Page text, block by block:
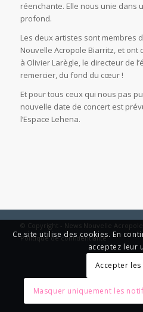
réenchante. Elle nous unie dans
profond.
Les deux artistes sont membres
Nouvelle Acropole Biarritz, et
à Olivier Larègle, le directeur de
remercier, du fond du cœur !
Et pour tous ceux qui nous pas
nouvelle date de concert est
l’Espace Lehena.
© Copyright - News Nouvelle Acropole
Politique de confidentialité
Ce site utilise des cookies. En
acceptez leur
Accepter
Masquer uniquement les